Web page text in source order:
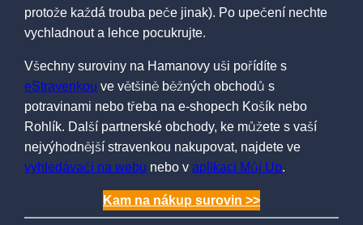
protože každá trouba peče jinak). Po upečení nechte
vychladnout a lehce pocukrujte.
Všechny suroviny na Hamanovy uši pořídíte s
eStravenkou ve většině běžných obchodů s
potravinami nebo třeba na e-shopech Košík nebo
Rohlík. Další partnerské obchody, ke můžete s vaší
nejvýhodnější stravenkou nakupovat, najdete ve
vyhledávači na webu nebo vaplikaci Můj Up.
Kam na nákup surovin >>